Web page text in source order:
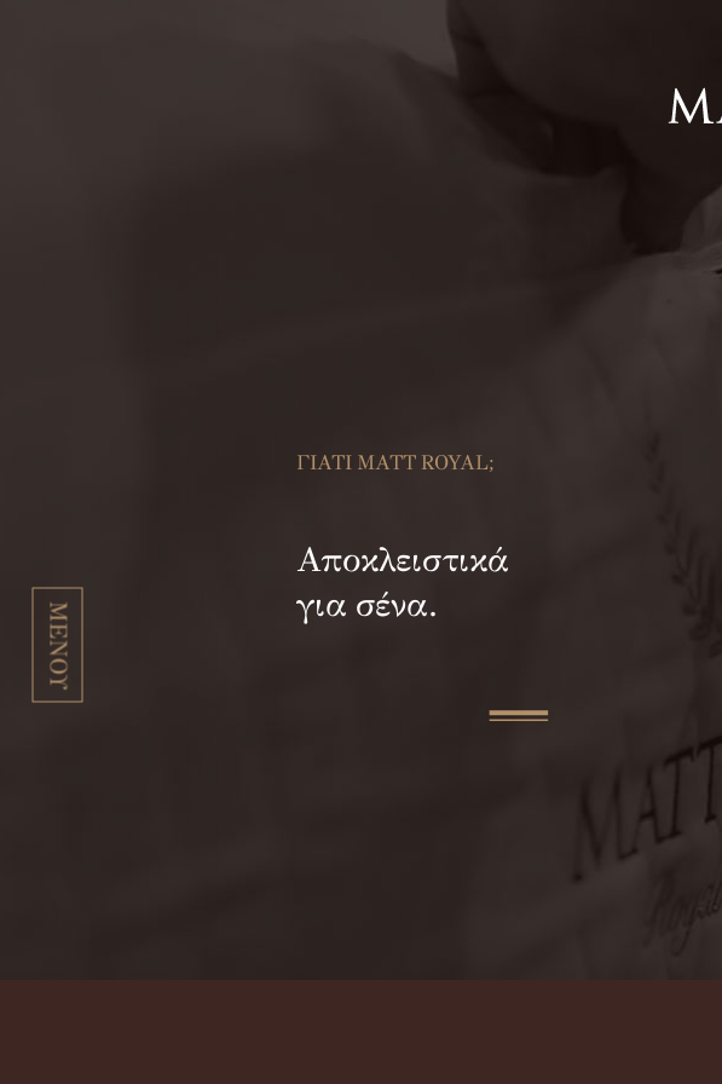
ΜΕΝΟΥ
ΓΙΑΤΙ MATT ROYAL;
Αποκλειστικά
για σένα.